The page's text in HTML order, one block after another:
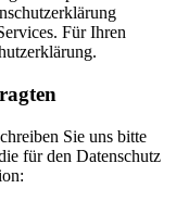
Für Ihren
Sie uns bitte
für den Datenschutz